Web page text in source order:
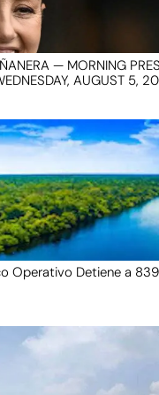
— MORNING
AUGUST 5,
Operativo Detiene a